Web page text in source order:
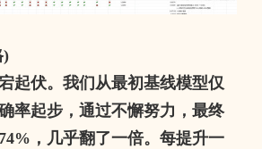
)
起伏。我们从最初基线模型仅
率起步，通过不懈努力，最终
，几乎翻了一倍。每提升一